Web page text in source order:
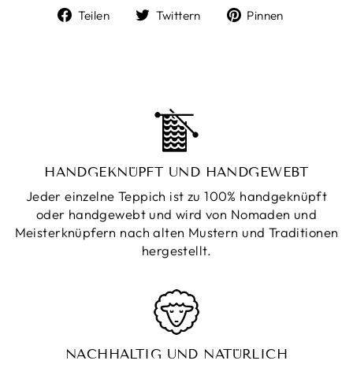
Teilen
Auf
Twittern
Auf
Pinnen
HANDGEKNÜPFT UND HANDGEWEBT
Jeder einzelne Teppich ist zu 100% handgeknüpft
oder handgewebt und wird von Nomaden und
Meisterknüpfern nach alten Mustern und Traditionen
hergestellt.
NACHHALTIG UND NATÜRLICH